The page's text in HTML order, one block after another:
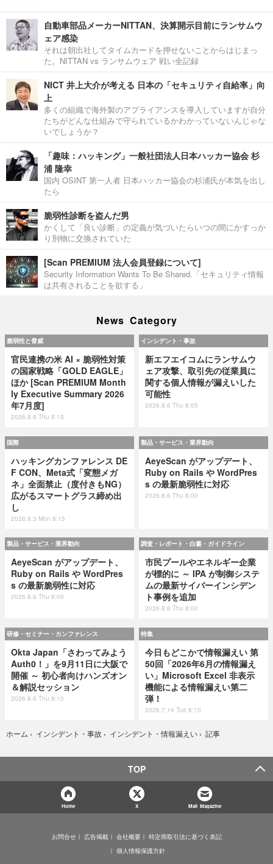
自動車部品メーカーNITTAN、決算開示目前にランサムウ
ェア感染
それは朝出社してタイムカードを押せないことからはじまっ
た。NITTAN vs ランサムウェア 戦い全記録
NICT 井上大介が考える 日本の「セキュリティ自給率」向
上
多くの組織で海外製のアプライアンスを導入していますが自分
たちがどんな仕組みで守られているかわかっていないんじゃな
いでしょうか？
「趣味：ハッキング」一般社団法人日本ハッカー協会 杉
浦 隆幸
国内 OSINT 第一人者 日本ハッカー協会の杉浦氏が本気を出し
たら
脆弱性診断を盗んだ男
かくして「良い診断」の定義が気づいたらいつの間にかすっか
り別物に交換されていた
[Scan PREMIUM 法人会員登録について]
Security Information Wants To Be Shared.「セキュリティ情報
は共有されることを欲する」
News Category
脆弱性と脅威
官民連携の米 AI × 脆弱性対策
の国家戦略「GOLD EAGLE」
ほか [Scan PREMIUM Month
ly Executive Summary 2026
年7月度]
2026.8.6 Thu 8:15
インシデント・事故
新エフエイコムにランサムウ
ェア攻撃、取引先の従業員に
関する個人情報が漏えいした
可能性
2026.8.6 Thu 8:05
国際
ハッキングカンファレンス DE
F CON、Meta式「変態メガ
ネ」全面禁止（度付きもNG）
広がるスマートグラス締め出
し
2026.8.3 Mon 8:15
製品・サービス・業界動向
AeyeScan がアップデート、
Ruby on Rails や WordPres
s の最新脆弱性に対応
2026.8.6 Thu 8:00
製品・サービス・業界動向
AeyeScan がアップデート、
Ruby on Rails や WordPres
s の最新脆弱性に対応
2026.8.6 Thu 8:00
調査・レポート・白書・ガイドライン
市民プールやエネルギー企業
が標的に ～ IPA が制御システ
ムの最新サイバーインシデン
ト事例を追加
2026.8.6 Thu 8:00
研修・セミナー・カンファレンス
Okta Japan「さわってみよう
Auth0！」を9月11日に大阪で
開催 ～ 初心者向けハンズオン
＆解説セッション
2026.8.6 Thu 8:10
特集
今日もどこかで情報漏えい 第
50回「2026年6月の情報漏え
い」Microsoft Excel 非表示
機能による情報漏えい第二
弾！
2026.7.14 Tue 8:10
ホーム › インシデント・事故 › インシデント・情報漏えい › 記事
TOP
Home X Mail Magazine
お問合せ 広告掲載 会社概要
特定商取引法に基づく表記
個人情報保護方針